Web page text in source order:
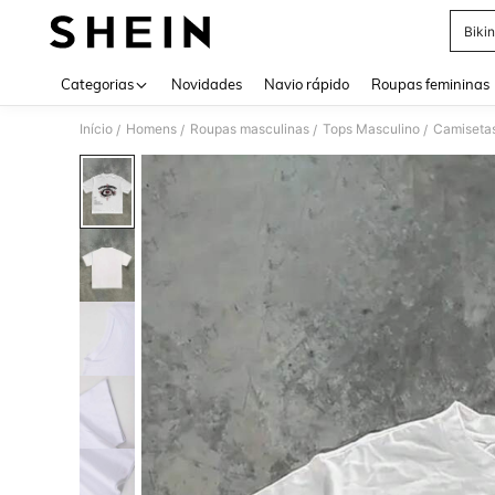
Categorias Novidades Navio rápido Roupas femininas
Início / Homens / Roupas masculinas / Tops Masculino /